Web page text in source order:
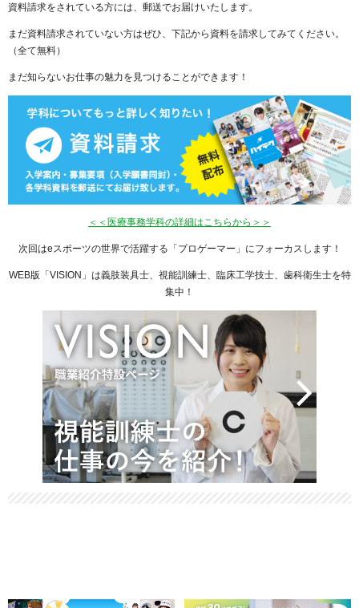
資料請求をされている方には、郵送でお届けいたします。
まだ資料請求されていない方はぜひ、下記から資料を請求してみてください。
（全て無料）
まだ知らないお仕事の魅力を見つけることができます！
＜＜医療事務学科の詳細はこちらから＞＞
次回はeスポーツの世界で活躍する「プロゲーマー」にフォーカスします！
WEB版「VISION」は義肢装具士、視能訓練士、臨床工学技士、歯科衛生士を特
集中！